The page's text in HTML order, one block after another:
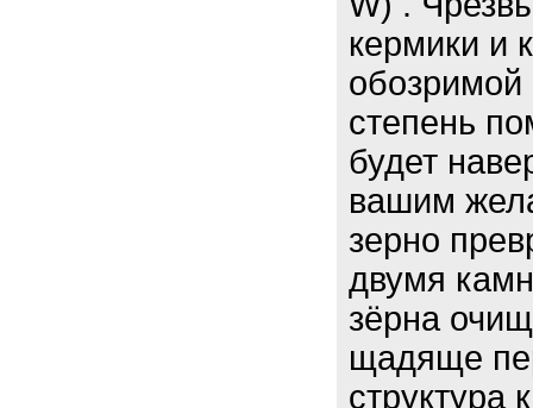
кермики и
обозримой
степень
будет
вашим
зерно
двумя
зёрна
щадяще
структура